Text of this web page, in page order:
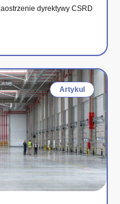
dyrektywy CSRD
Artykul